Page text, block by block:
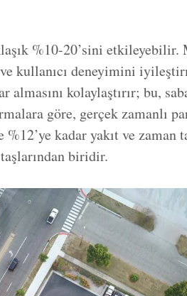
%10-20’sini etkileyebilir.
kullanıcı deneyimini
kolaylaştırır; bu,
göre, gerçek zamanlı
kadar yakıt ve zaman
biridir.